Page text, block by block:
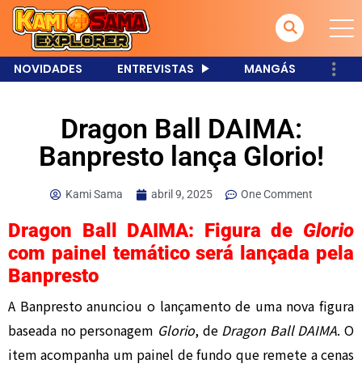
NOVIDADES ENTREVISTAS MANGÁS
Dragon Ball DAIMA:
Banpresto lança Glorio!
Kami Sama abril 9, 2025 One Comment
Dragon Ball DAIMA: Figura de Glorio
com painel temático será lançada pela
Banpresto
A Banpresto anunciou o lançamento de uma nova figura
baseada no personagem Glorio, de Dragon Ball DAIMA. O
item acompanha um painel de fundo que remete a cenas